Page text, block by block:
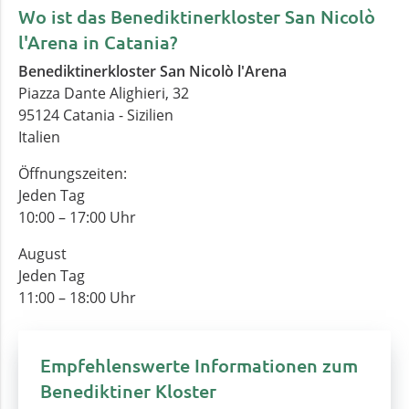
Wo ist das Benediktinerkloster San Nicolò
l'Arena in Catania?
Benediktinerkloster San Nicolò l'Arena
Piazza Dante Alighieri, 32
95124 Catania -Sizilien
Italien
Öffnungszeiten:
Jeden Tag
10:00 – 17:00 Uhr
August
Jeden Tag
11:00 – 18:00 Uhr
Empfehlenswerte Informationen zum
Benediktiner Kloster